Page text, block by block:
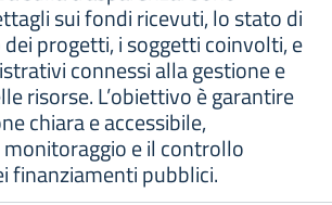
sui fondi ricevuti, lo stato di
progetti, i soggetti coinvolti, e
connessi alla gestione e
risorse. L’obiettivo è garantire
chiara e accessibile,
e il controllo
finanziamenti pubblici.